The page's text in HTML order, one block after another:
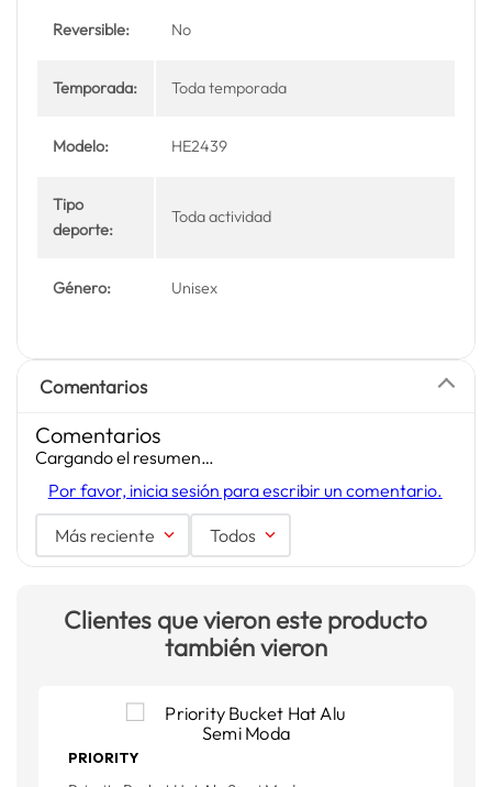
Reversible: No
Temporada: Toda temporada
Modelo: HE2439
Tipo
deporte:
Toda actividad
Género: Unisex
Comentarios
Comentarios
Cargando el resumen…
Por favor, inicia sesión para escribir un comentario.
Más reciente Todos
Clientes que vieron este producto
también vieron
PRIORITY